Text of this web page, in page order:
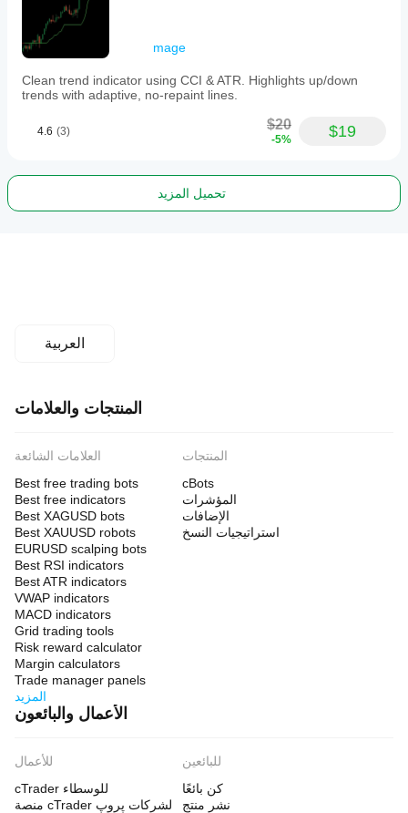
mage
Clean trend indicator using CCI & ATR. Highlights up/down
trends with adaptive, no-repaint lines.
4.6 (3) $20
-5% $19
تحميل المزيد
العربية
المنتجات والعلامات
العلامات الشائعة
Best free trading bots
Best free indicators
Best XAGUSD bots
Best XAUUSD robots
EURUSD scalping bots
Best RSI indicators
Best ATR indicators
VWAP indicators
MACD indicators
Grid trading tools
Risk reward calculator
Margin calculators
Trade manager panels
المزيد
المنتجات
cBots
المؤشرات
الإضافات
استراتيجيات النسخ
الأعمال والبائعون
للأعمال
cTrader للوسطاء
منصة cTrader لشركات پروپ
للبائعين
كن بائعًا
نشر منتج